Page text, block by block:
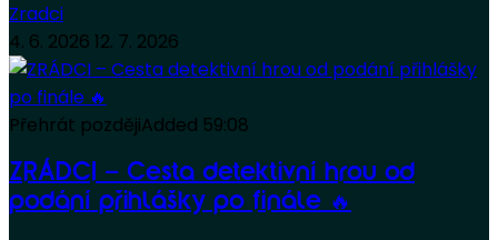
Zradci
4. 6. 2026 12. 7. 2026
Přehrát pozdějiAdded 59:08
ZRÁDCI – Cesta detektivní hrou od
podání přihlášky po finále 🔥